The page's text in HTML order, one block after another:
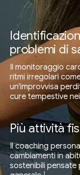
problemi di
Il monitoraggio
ritmi irregolari
un'improvvisa
cure tempestive
Più attività
Il coaching
cambiamenti in
sostenibili pensate
1